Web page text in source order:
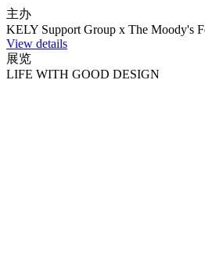
主办
KELY Support Group x The Moody's
View details
展览
LIFE WITH GOOD DESIGN